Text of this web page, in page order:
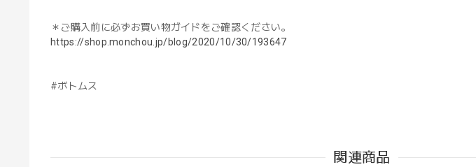
＊ご購入前に必ずお買い物ガイドをご確認ください。
https://shop.monchou.jp/blog/2020/10/30/193647
#ボトムス
関連商品